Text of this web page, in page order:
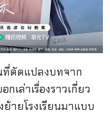
ที่ดัดแปลงบทจาก
กเล่าเรื่องราวเกี่ยว
ายโรงเรียนมาแบบ